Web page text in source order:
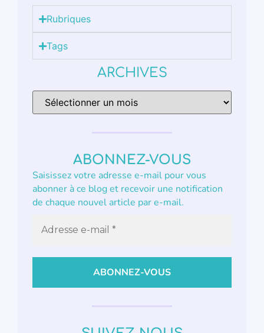
Rubriques
Tags
ARCHIVES
ABONNEZ-VOUS
Saisissez votre adresse e-mail pour vous
abonner à ce blog et recevoir une notification
de chaque nouvel article par e-mail.